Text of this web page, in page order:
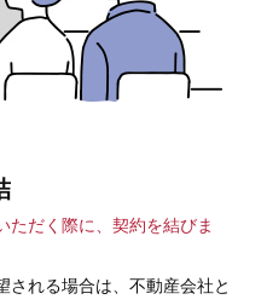
ただく際に、契約を結びま
される場合は、不動産会社と